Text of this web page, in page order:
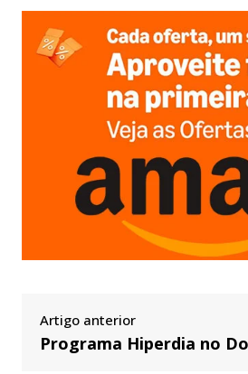
Artigo anterior
Programa Hiperdia no